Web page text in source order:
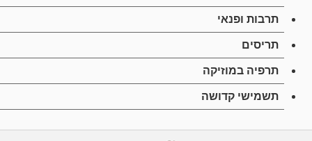
תרבות ופנאי
תריסים
תרפיה במוזיקה
תשמישי קדושה